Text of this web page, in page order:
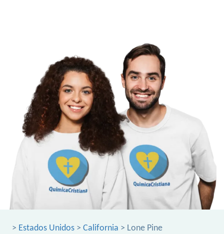
> Estados Unidos > California > Lone Pine